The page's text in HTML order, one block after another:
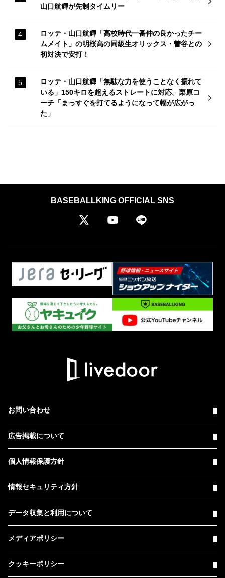
山口航輝が先制タイムリー
ロッテ・山口航輝「高校時代一番仲の良かったチー
ムメイト」の明桜高の同級生オリックス・曽谷との
初対決で安打！
ロッテ・山口航輝「無駄な力を使うことなく振れて
いる」150キロを超えるストレートに対応。栗原コ
ーチ「まっすぐを打てるようになって幅が広がっ
た」
BASEBALLKING OFFICIAL SNS
お問い合わせ
広告掲載について
個人情報保護方針
情報セキュリティ方針
データ収集と利用について
メディアポリシー
クッキーポリシー